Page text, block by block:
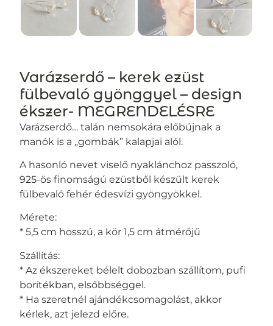
Varázserdő – kerek ezüst
fülbevaló gyönggyel – design
ékszer- MEGRENDELÉSRE
Varázserdő… talán nemsokára előbújnak a
manók is a „gombák” kalapjai alól.
A hasonló nevet viselő nyaklánchoz passzoló,
925-ös finomságú ezüstből készült kerek
fülbevaló fehér édesvízi gyöngyökkel.
Mérete:
* 5,5 cm hosszú, a kör 1,5 cm átmérőjű
Szállítás:
* Az ékszereket bélelt dobozban szállítom, pufi
borítékban, elsőbbséggel.
* Ha szeretnél ajándékcsomagolást, akkor
kérlek, azt jelezd előre.